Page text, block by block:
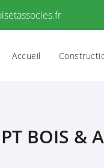
Accueil
BOIS &